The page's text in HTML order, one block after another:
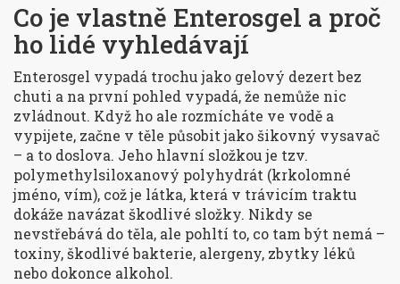
Co je vlastně Enterosgel a proč
ho lidé vyhledávají
Enterosgel vypadá trochu jako gelový dezert bez
chuti a na první pohled vypadá, že nemůže nic
zvládnout. Když ho ale rozmícháte ve vodě a
vypijete, začne v těle působit jako šikovný vysavač
– a to doslova. Jeho hlavní složkou je tzv.
polymethylsiloxanový polyhydrát (krkolomné
jméno, vím), což je látka, která v trávicím traktu
dokáže navázat škodlivé složky. Nikdy se
nevstřebává do těla, ale pohltí to, co tam být nemá –
toxiny, škodlivé bakterie, alergeny, zbytky léků
nebo dokonce alkohol.